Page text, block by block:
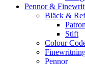
Pennor &
Bläck &
Stift
Colour
Pennor